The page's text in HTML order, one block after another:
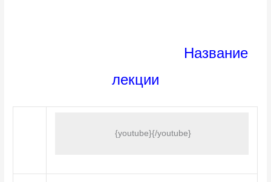
Название
лекции
{youtube}{/youtube}